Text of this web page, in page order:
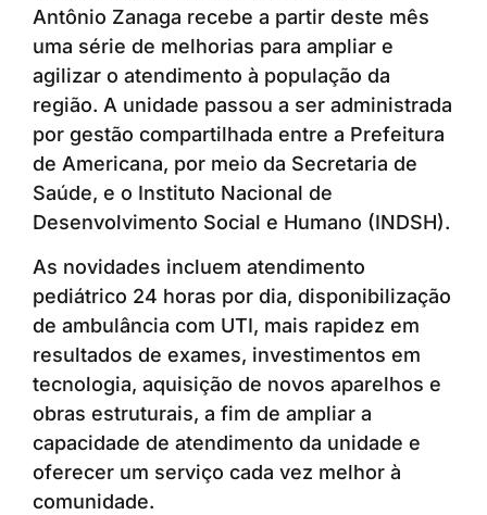
Antônio Zanaga recebe a partir deste mês
uma série de melhorias para ampliar e
agilizar o atendimento à população da
região. A unidade passou a ser administrada
por gestão compartilhada entre a Prefeitura
de Americana, por meio da Secretaria de
Saúde, e o Instituto Nacional de
Desenvolvimento Social e Humano (INDSH).
As novidades incluem atendimento
pediátrico 24 horas por dia, disponibilização
de ambulância com UTI, mais rapidez em
resultados de exames, investimentos em
tecnologia, aquisição de novos aparelhos e
obras estruturais, a fim de ampliar a
capacidade de atendimento da unidade e
oferecer um serviço cada vez melhor à
comunidade.